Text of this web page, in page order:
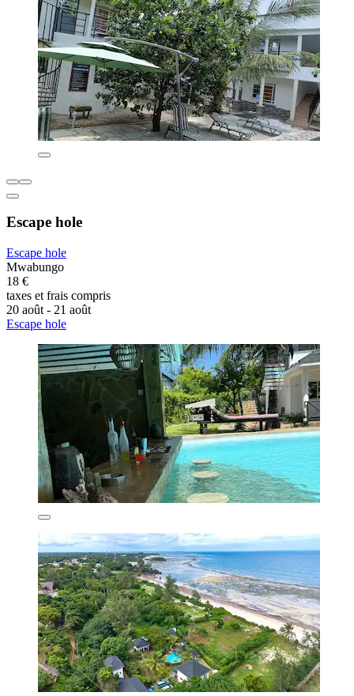
Escape hole
Escape hole
Mwabungo
18 €
taxes et frais compris
20 août - 21 août
Escape hole